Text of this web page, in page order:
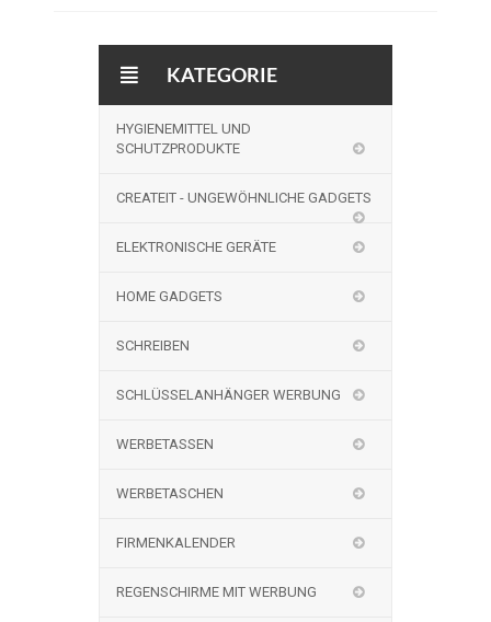
KATEGORIE
HYGIENEMITTEL UND
SCHUTZPRODUKTE
CREATEIT - UNGEWÖHNLICHE GADGETS
ELEKTRONISCHE GERÄTE
HOME GADGETS
SCHREIBEN
SCHLÜSSELANHÄNGER WERBUNG
WERBETASSEN
WERBETASCHEN
FIRMENKALENDER
REGENSCHIRME MIT WERBUNG